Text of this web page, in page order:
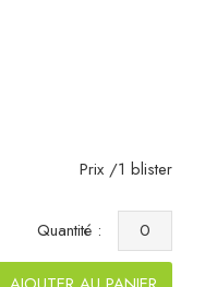
Prix /1 blister
Quantité :